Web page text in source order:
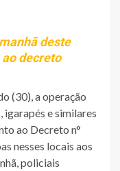
deste
decreto
(30), a operação
igarapés e similares
ao Decreto n°
nesses locais aos
policiais